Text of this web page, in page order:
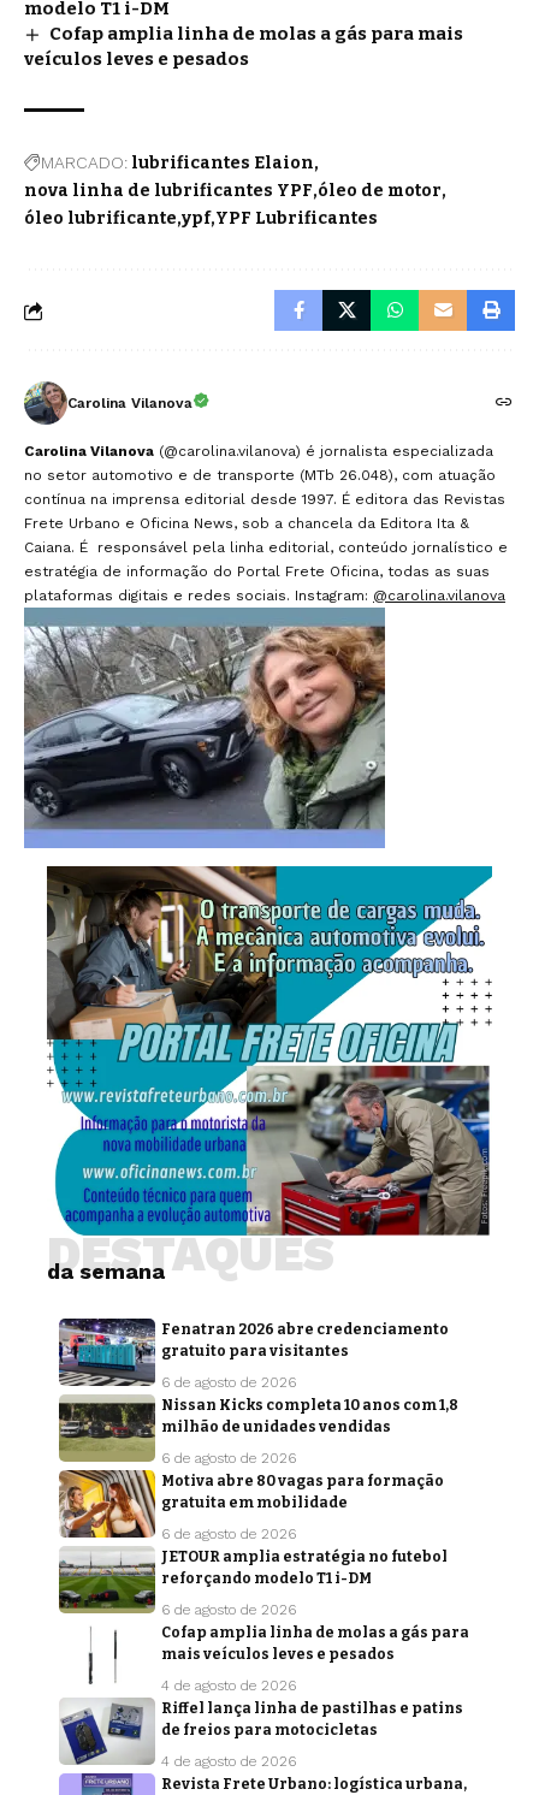
modelo T1 i-DM
Cofap amplia linha de molas a gás para mais
veículos leves e pesados
MARCADO: lubrificantes Elaion
nova linha de lubrificantes YPF óleo de motor
óleo lubrificante ypf YPF Lubrificantes
Carolina Vilanova
Carolina Vilanova (@carolina.vilanova) é jornalista especializada
no setor automotivo e de transporte (MTb 26.048), com atuação
contínua na imprensa editorial desde 1997. É editora das Revistas
Frete Urbano e Oficina News, sob a chancela da Editora Ita &
Caiana. É responsável pela linha editorial, conteúdo jornalístico e
estratégia de informação do Portal Frete Oficina, todas as suas
plataformas digitais e redes sociais. Instagram: @carolina.vilanova
da semana
DESTAQUES
Fenatran 2026 abre credenciamento
gratuito para visitantes
6 de agosto de 2026
Nissan Kicks completa 10 anos com 1,8
milhão de unidades vendidas
6 de agosto de 2026
Motiva abre 80 vagas para formação
gratuita em mobilidade
6 de agosto de 2026
JETOUR amplia estratégia no futebol
reforçando modelo T1 i-DM
6 de agosto de 2026
Cofap amplia linha de molas a gás para
mais veículos leves e pesados
4 de agosto de 2026
Riffel lança linha de pastilhas e patins
de freios para motocicletas
4 de agosto de 2026
Revista Frete Urbano: logística urbana,